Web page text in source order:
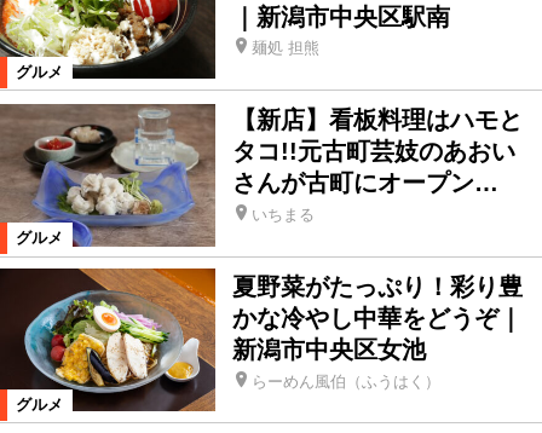
グルメ
｜新潟市中央区駅南
麺処 担熊
グルメ
【新店】看板料理はハモと
タコ!!元古町芸妓のあおい
さんが古町にオープン…
いちまる
グルメ
夏野菜がたっぷり！彩り豊
かな冷やし中華をどうぞ｜
新潟市中央区女池
らーめん風伯（ふうはく）